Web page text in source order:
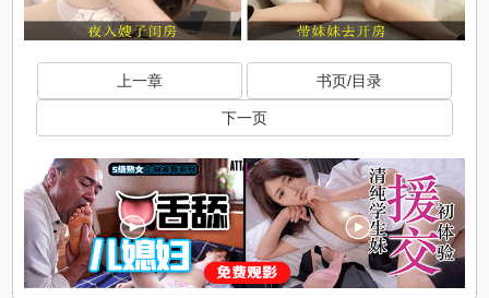
上一章 书页/目录
下一页